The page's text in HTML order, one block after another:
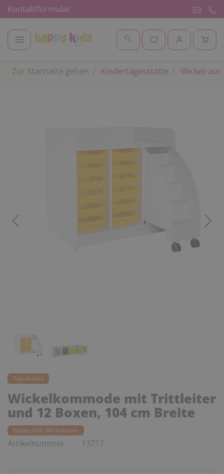
Kontaktformular
Zur Startseite gehen Kindertagesstätte
Top-Artikel
Wickelkommode mit Trittleiter
und 12 Boxen, 104 cm Breite
Happy Kidz Wickelraum
Artikelnummer 13717